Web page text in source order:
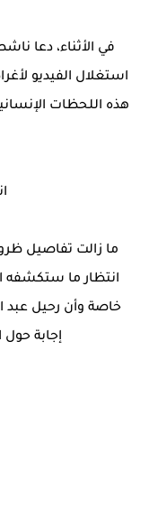
في الأثناء، دعا
استغلال الفيديو
هذه اللحظات
ما زالت تفاصيل
انتظار ما ستكشفه
خاصة وأن رحيل عبد
إجابة